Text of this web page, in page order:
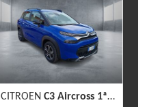
CITROEN C3 Aircross 1ª s.